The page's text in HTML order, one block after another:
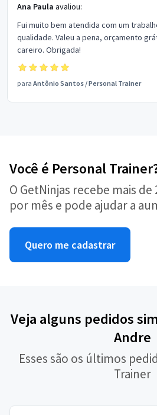
Ana Paula avaliou:
Fui muito bem atendida com um
qualidade. Valeu a pena, orçamento
careiro. Obrigada!
para Antônio Santos /Personal Trainer
Você é Personal
O GetNinjas recebe mais
por mês e pode ajudar a
Quero me cadastrar
Veja alguns pedidos
Andre
Esses são os últimos
Trainer